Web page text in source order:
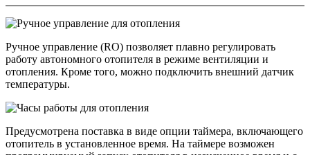
Ручное управление (RO) позволяет плавно регулировать
работу автономного отопителя в режиме вентиляции и
отопления. Кроме того, можно подключить внешний датчик
температуры.
Предусмотрена поставка в виде опции таймера, включающего
отопитель в установленное время. На таймере возможен